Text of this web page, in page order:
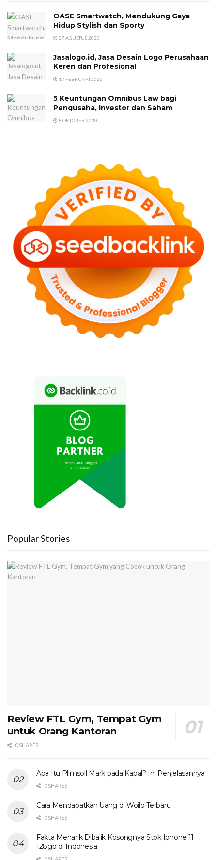
OASE Smartwatch, Mendukung Gaya
Hidup Stylish dan Sporty
27 AGUSTUS 2020
Jasalogo.id, Jasa Desain Logo Perusahaan
Keren dan Profesional
17 FEBRUARI 2025
5 Keuntungan Omnibus Law bagi
Pengusaha, Investor dan Saham
8 OKTOBER 2020
Popular Stories
Review FTL Gym, Tempat Gym
untuk Orang Kantoran
0 SHARES
Apa Itu Plimsoll Mark pada Kapal? Ini Penjelasannya
0 SHARES
Cara Mendapatkan Uang di Woilo Terbaru
0 SHARES
Fakta Menarik Dibalik Kosongnya Stok Iphone 11
128gb di Indonesia
0 SHARES